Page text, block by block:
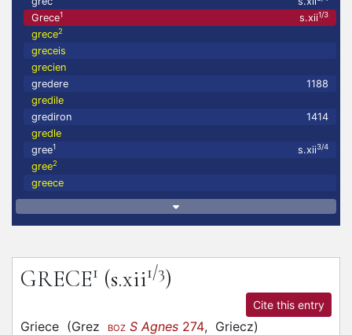
Grece1 s.xii1/3
grece2
greceis
grecien
gredere
1188
gredile
grediron
1414
gredle
gree1 s.xii3/4
gree2
greece
GRECE1 (s.xii1/3)
Cite this entry
Griece (Grez BOZ S Agnes 274, Griecz)